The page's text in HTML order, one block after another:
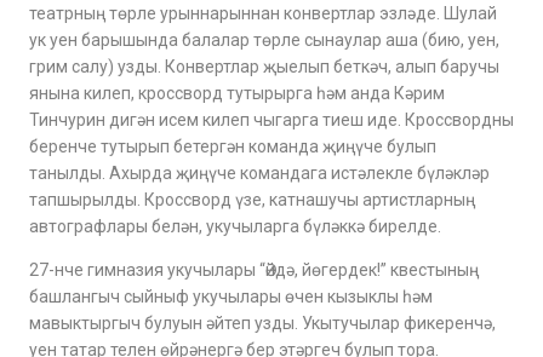
театрның төрле урыннарыннан конвертлар эзләде. Шулай
ук уен барышында балалар төрле сынаулар аша (бию, уен,
грим салу) узды. Конвертлар җыелып беткәч, алып баручы
янына килеп, кроссворд тутырырга һәм анда Кәрим
Тинчурин дигән исем килеп чыгарга тиеш иде. Кроссвордны
беренче тутырып бетергән команда җиңүче булып
танылды. Ахырда җиңүче командага истәлекле бүләкләр
тапшырылды. Кроссворд үзе, катнашучы артистларның
автографлары белән, укучыларга бүләккә бирелде.
27-нче гимназия укучылары “Әйдә, йөгердек!” квестының
башлангыч сыйныф укучылары өчен кызыклы һәм
мавыктыргыч булуын әйтеп узды. Укытучылар фикеренчә,
уен татар телен өйрәнергә бер этәргеч булып тора.